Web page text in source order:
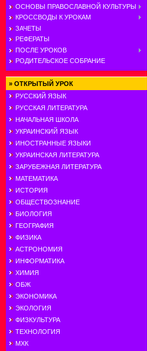
ОСНОВЫ ПРАВОСЛАВНОЙ КУЛЬТУРЫ
КРОССВОДЫ К УРОКАМ
ЗАЧЕТЫ
РЕФЕРАТЫ
ПОСЛЕ УРОКОВ
РОДИТЕЛЬСКОЕ СОБРАНИЕ
» ОТКРЫТЫЙ УРОК
РУССКИЙ ЯЗЫК
РУССКАЯ ЛИТЕРАТУРА
НАЧАЛЬНАЯ ШКОЛА
УКРАИНСКИЙ ЯЗЫК
ИНОСТРАННЫЕ ЯЗЫКИ
УКРАИНСКАЯ ЛИТЕРАТУРА
ЗАРУБЕЖНАЯ ЛИТЕРАТУРА
МАТЕМАТИКА
ИСТОРИЯ
ОБЩЕСТВОЗНАНИЕ
БИОЛОГИЯ
ГЕОГРАФИЯ
ФИЗИКА
АСТРОНОМИЯ
ИНФОРМАТИКА
ХИМИЯ
ОБЖ
ЭКОНОМИКА
ЭКОЛОГИЯ
ФИЗКУЛЬТУРА
ТЕХНОЛОГИЯ
МХК